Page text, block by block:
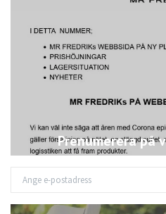
Prenumerera på